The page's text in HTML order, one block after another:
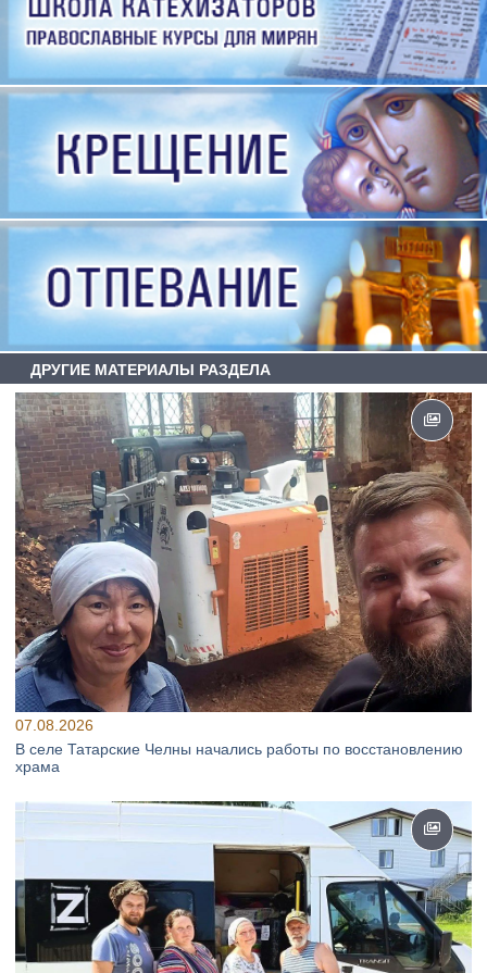
ДРУГИЕ МАТЕРИАЛЫ РАЗДЕЛА
07.08.2026
В селе Татарские Челны начались работы по восстановлению
храма